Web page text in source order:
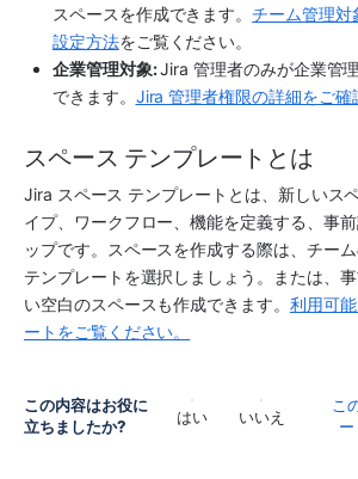
スペースを作成できます。チーム管理対
設定方法をご覧ください。
企業管理対象: Jira 管理者のみが企業管
できます。 Jira 管理者権限の詳細をご確
スペース テンプレートとは
Jira スペース テンプレートとは、新しいス
イプ、ワークフロー、機能を定義する、事
ップです。
スペースを作成する際は、チー
テンプレートを選択しましょう。または、
い空白のスペースも作成できます。 利用可
ートをご覧ください。
この内容はお役に
立ちましたか?
はい いいえ
こ